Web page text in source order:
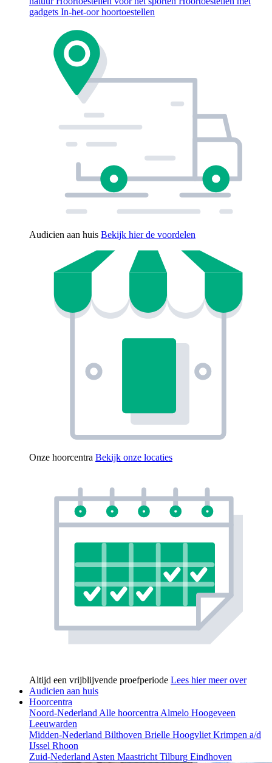
gadgets In-het-oor hoortoestellen
Audicien aan huis Bekijk hier de voordelen
Onze hoorcentra Bekijk onze locaties
Altijd een vrijblijvende proefperiode Lees hier meer over
Audicien aan huis
Hoorcentra
Noord-NederlandAlle hoorcentraAlmelo Hoogeveen
Leeuwarden
Midden-Nederland Bilthoven Brielle HoogvlietKrimpen a/d
IJssel Rhoon
Zuid-NederlandAsten MaastrichtTilburg Eindhoven